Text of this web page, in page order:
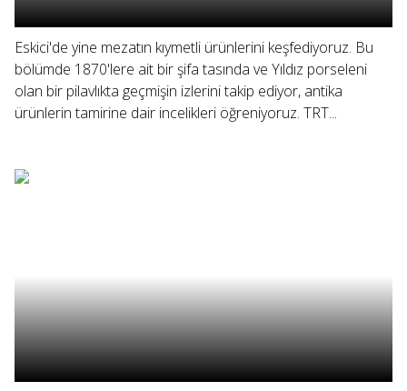
Eskici'de yine mezatın kıymetli ürünlerini keşfediyoruz. Bu
bölümde 1870'lere ait bir şifa tasında ve Yıldız porseleni
olan bir pilavlıkta geçmişin izlerini takip ediyor, antika
ürünlerin tamirine dair incelikleri öğreniyoruz. TRT...